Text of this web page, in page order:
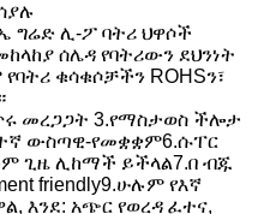
ግሬድ ሊ-ፖ ባትሪ ህዋሶች
ሰሌዳ የባትሪውን ደህንነት
ቁሳቁሶቻችን ROHSን፣
መረጋጋት 3.የማስታወስ ችሎታ
ውስጣዊ-የመቋቋም6.ሱፐር
ጊዜ ሊከማች ይችላል7.በ ብጁ
friendly9.ሁሉም የእኛ
እንደ: አጭር የወረዳ ፈተና,